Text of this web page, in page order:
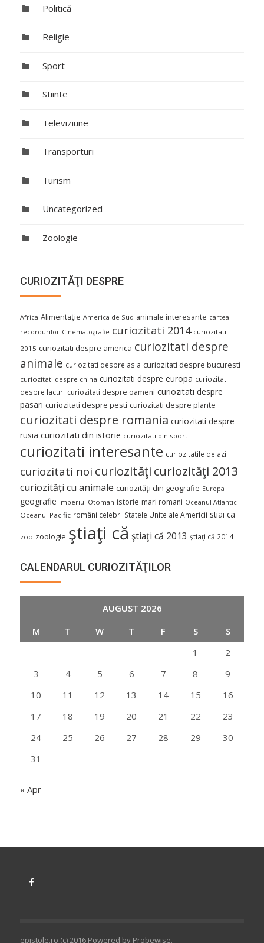
Politică
Religie
Sport
Stiinte
Televiziune
Transporturi
Turism
Uncategorized
Zoologie
CURIOZITĂŢI DESPRE
Africa Alimentaţie America de Sud animale interesante cartea
recordurilor Cinematografie curiozitati 2014 curiozitati
2015 curiozitati despre america curiozitati despre
animale curiozitati despre asia curiozitati despre bucuresti
curiozitati despre china curiozitati despre europa curiozitati
despre lacuri curiozitati despre oameni curiozitati despre
pasari curiozitati despre pesti curiozitati despre plante
curiozitati despre romania curiozitati despre
rusia curiozitati din istorie curiozitati din sport
curiozitati interesante curiozitatile de azi
curiozitati noi curiozităţi curiozităţi 2013
curiozităţi cu animale curiozităţi din geografie Europa
geografie Imperiul Otoman istorie mari romani Oceanul Atlantic
Oceanul Pacific români celebri Statele Unite ale Americii stiai ca
zoo zoologie ştiaţi că ştiaţi că 2013 ştiaţi că 2014
CALENDARUL CURIOZITĂŢILOR
AUGUST 2026
M
T W T F S
S
1
2
3
4 5 6 7 8
9
10
11 12 13 14 15
16
17
18 19 20 21 22
23
24
25 26 27 28 29
30
31
« Apr
epistole.ro (c) 2016 Powered by Probewise.